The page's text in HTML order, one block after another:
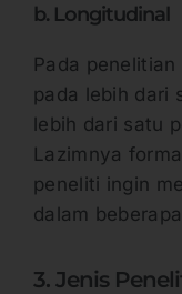
b. Longitudinal
Pada penelitian
pada lebih dari
lebih dari satu
Lazimnya
peneliti ingin
dalam
3. Jenis